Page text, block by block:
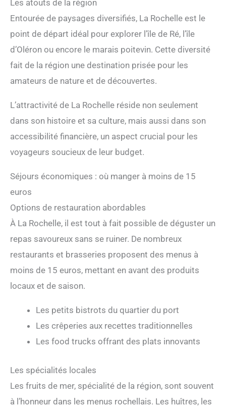
Les atouts de la région
Entourée de paysages diversifiés, La Rochelle est le
point de départ idéal pour explorer l’île de Ré, l’île
d’Oléron ou encore le marais poitevin. Cette diversité
fait de la région une destination prisée pour les
amateurs de nature et de découvertes.
L’attractivité de La Rochelle réside non seulement
dans son histoire et sa culture, mais aussi dans son
accessibilité financière, un aspect crucial pour les
voyageurs soucieux de leur budget.
Séjours économiques : où manger à moins de 15
euros
Options de restauration abordables
À La Rochelle, il est tout à fait possible de déguster un
repas savoureux sans se ruiner. De nombreux
restaurants et brasseries proposent des menus à
moins de 15 euros, mettant en avant des produits
locaux et de saison.
Les petits bistrots du quartier du port
Les crêperies aux recettes traditionnelles
Les food trucks offrant des plats innovants
Les spécialités locales
Les fruits de mer, spécialité de la région, sont souvent
à l’honneur dans les menus rochellais. Les huîtres, les